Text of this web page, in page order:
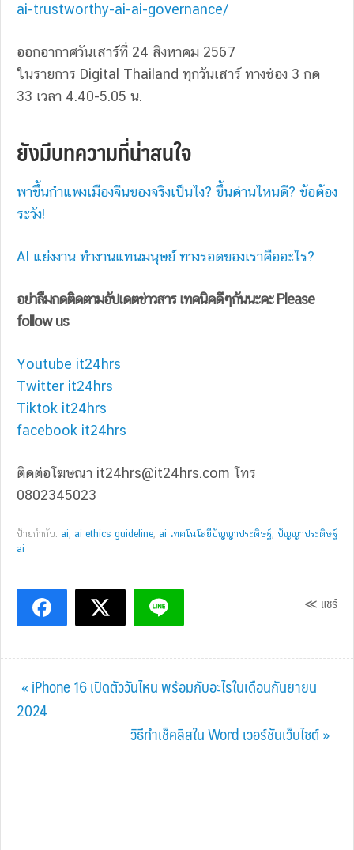
ai-trustworthy-ai-ai-governance/
ออกอากาศวันเสาร์ที่ 24 สิงหาคม 2567
ในรายการ Digital Thailand ทุกวันเสาร์ ทางช่อง 3 กด
33 เวลา 4.40-5.05 น.
ยังมีบทความที่น่าสนใจ
พาขึ้นกําแพงเมืองจีนของจริงเป็นไง? ขึ้นด่านไหนดี? ข้อต้อง
ระวัง!
AI แย่งงาน ทำงานแทนมนุษย์ ทางรอดของเราคืออะไร?
อย่าลืมกดติดตามอัปเดตข่าวสาร เทคนิคดีๆกันนะคะ Please
follow us
Youtube it24hrs
Twitter it24hrs
Tiktok it24hrs
facebook it24hrs
ติดต่อโฆษณา it24hrs@it24hrs.com โทร
0802345023
ป้ายกำกับ: ai, ai ethics guideline, ai เทคโนโลยีปัญญาประดิษฐ์, ปัญญาประดิษฐ์
ai
≪ แชร์
Previous
Post:
« iPhone 16 เปิดตัววันไหน พร้อมกับอะไรในเดือนกันยายน
2024
Next
Post:
วิธีทําเช็คลิสใน Word เวอร์ชันเว็บไซต์ »